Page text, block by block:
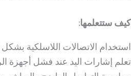
كيف ستتعلمها:
استخدام الاتصالات اللاسلكية
تعلم إشارات اليد عند فشل أجهزة